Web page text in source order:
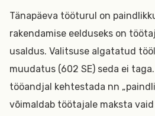
Tänapäeva tööturul on
rakendamise eelduseks on
usaldus. Valitsuse algatatud
muudatus (602 SE) seda ei
tööandjal kehtestada nn
võimaldab töötajale maksta